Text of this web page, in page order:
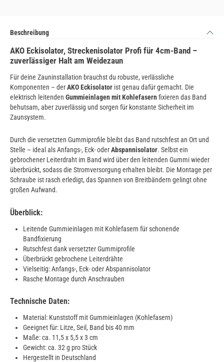
Beschreibung
AKO Eckisolator, Streckenisolator Profi für 4cm-Band –
zuverlässiger Halt am Weidezaun
Für deine Zauninstallation brauchst du robuste, verlässliche
Komponenten – derAKO Eckisolator ist genau dafür gemacht. Die
elektrisch leitenden Gummieinlagen mit Kohlefasernfixieren das Band
behutsam, aber zuverlässig und sorgen für konstante Sicherheit im
Zaunsystem.
Durch die versetzten Gummiprofile bleibt das Band rutschfest an Ort und
Stelle – ideal als Anfangs-, Eck- oderAbspannisolator. Selbst ein
gebrochener Leiterdraht im Band wird über den leitenden Gummi wieder
überbrückt, sodass die Stromversorgung erhalten bleibt. Die Montage per
Schraube ist rasch erledigt, das Spannen von Breitbändern gelingt ohne
großen Aufwand.
Überblick:
Leitende Gummieinlagen mit Kohlefasern für schonende
Bandfixierung
Rutschfest dank versetzter Gummiprofile
Überbrückt gebrochene Leiterdrähte
Vielseitig: Anfangs-, Eck- oder Abspannisolator
Rasche Montage durch Anschrauben
Technische Daten:
Material: Kunststoff mit Gummieinlagen (Kohlefasern)
Geeignet für: Litze, Seil, Band bis 40 mm
Maße: ca. 11,5 x 5,5 x 3 cm
Gewicht: ca. 32 g pro Stück
Hergestellt in Deutschland